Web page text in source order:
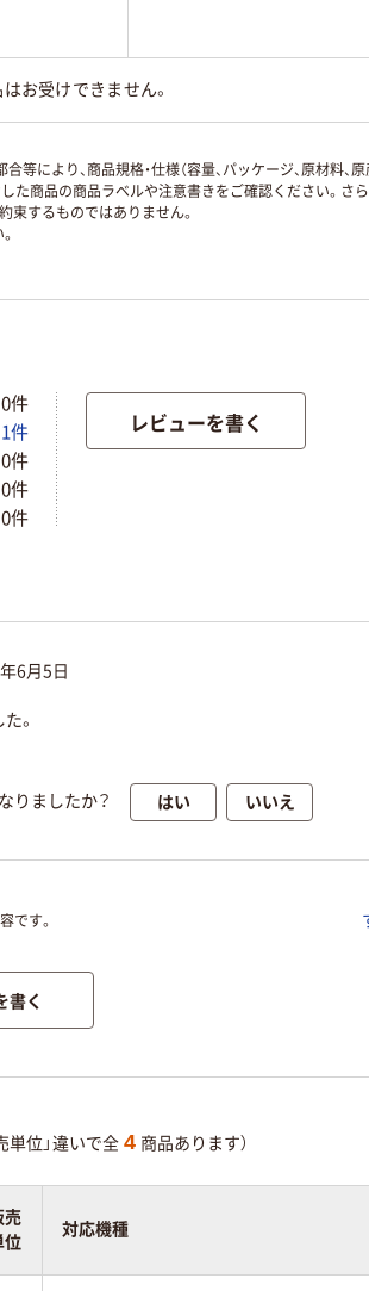
お受けできません。
により、商品規格・仕様（容量、パッケージ、原材料
商品の商品ラベルや注意書きをご確認ください。さ
束するものではありません。
0件
1件
0件
0件
0件
レビューを書く
6月5日
。
りましたか？ はい いいえ
です。
書く
単位」違いで全 4 商品あります）
売
位
対応機種